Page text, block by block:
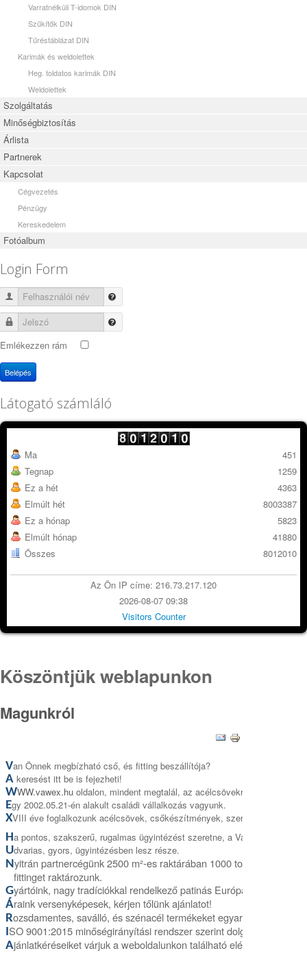
Varratnélküli T-idomok DIN
Szűkítők DIN
Tűréstáblázat DIN
Karimák és weldolettek
Heg. toldatos karimák DIN
Weldolettek
Szolgáltatás
Minőségbiztosítás
Árlista
Partnerek
Kapcsolat
Cégvezetés
Pénzügy
Kereskedelem
Fotóalbum
Login Form
Felhasználói név
Jelszó
Emlékezzen rám
Belépés
Látogató számláló
Ma
Tegnap
Ez a hét
Elmúlt hét
Ez a hónap
Elmúlt hónap
Összes
451
1259
4363
8003387
5823
41880
8012010
Az Ön IP címe: 216.73.217.120
2026-08-07 09:38
Visitors Counter
Köszöntjük weblapunkon
Magunkról
Van Önnek megbízható cső, és fitting beszállítója?
A keresést itt be is fejezheti!
WWW.vawex.hu oldalon, mindent megtalál, az acélcsövekről, és a
Egy 2002.05.21-én alakult családi vállalkozás vagyunk.
XVIII éve foglalkozunk acélcsövek, csőkészítmények, szerelvények
Ha pontos, szakszerű, rugalmas ügyintézést szeretne, a Vawexet keresse!
Udvarias, gyors, ügyintézésben lesz része.
Nyitrán partnercégünk 2500 m²-es raktárában 1000 tonna csövet,
fittinget raktározunk.
Gyártóink, nagy tradíciókkal rendelkező patinás Európai cégek.
Áraink versenyképesek, kérjen tőlünk ajánlatot!
Rozsdamentes, saválló, és szénacél termékeket egyaránt
ISO 9001:2015 minőségirányítási rendszer szerint dolgozunk.
Ajánlatkéréseiket várjuk a weboldalunkon található